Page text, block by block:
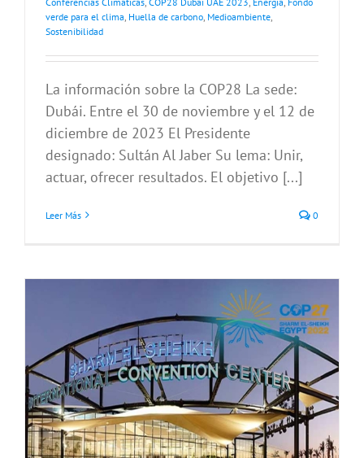
verde para el clima Huella de carbono Medioambiente
Sostenibilidad
La información sobre la COP28 La sede:
Dubái. Entre el 30 de noviembre y el 12 de
diciembre de 2023 El Presidente
designado: Sultán Al Jaber Su lema: Unir,
actuar, ofrecer resultados. El objetivo [...]
Leer Más 0